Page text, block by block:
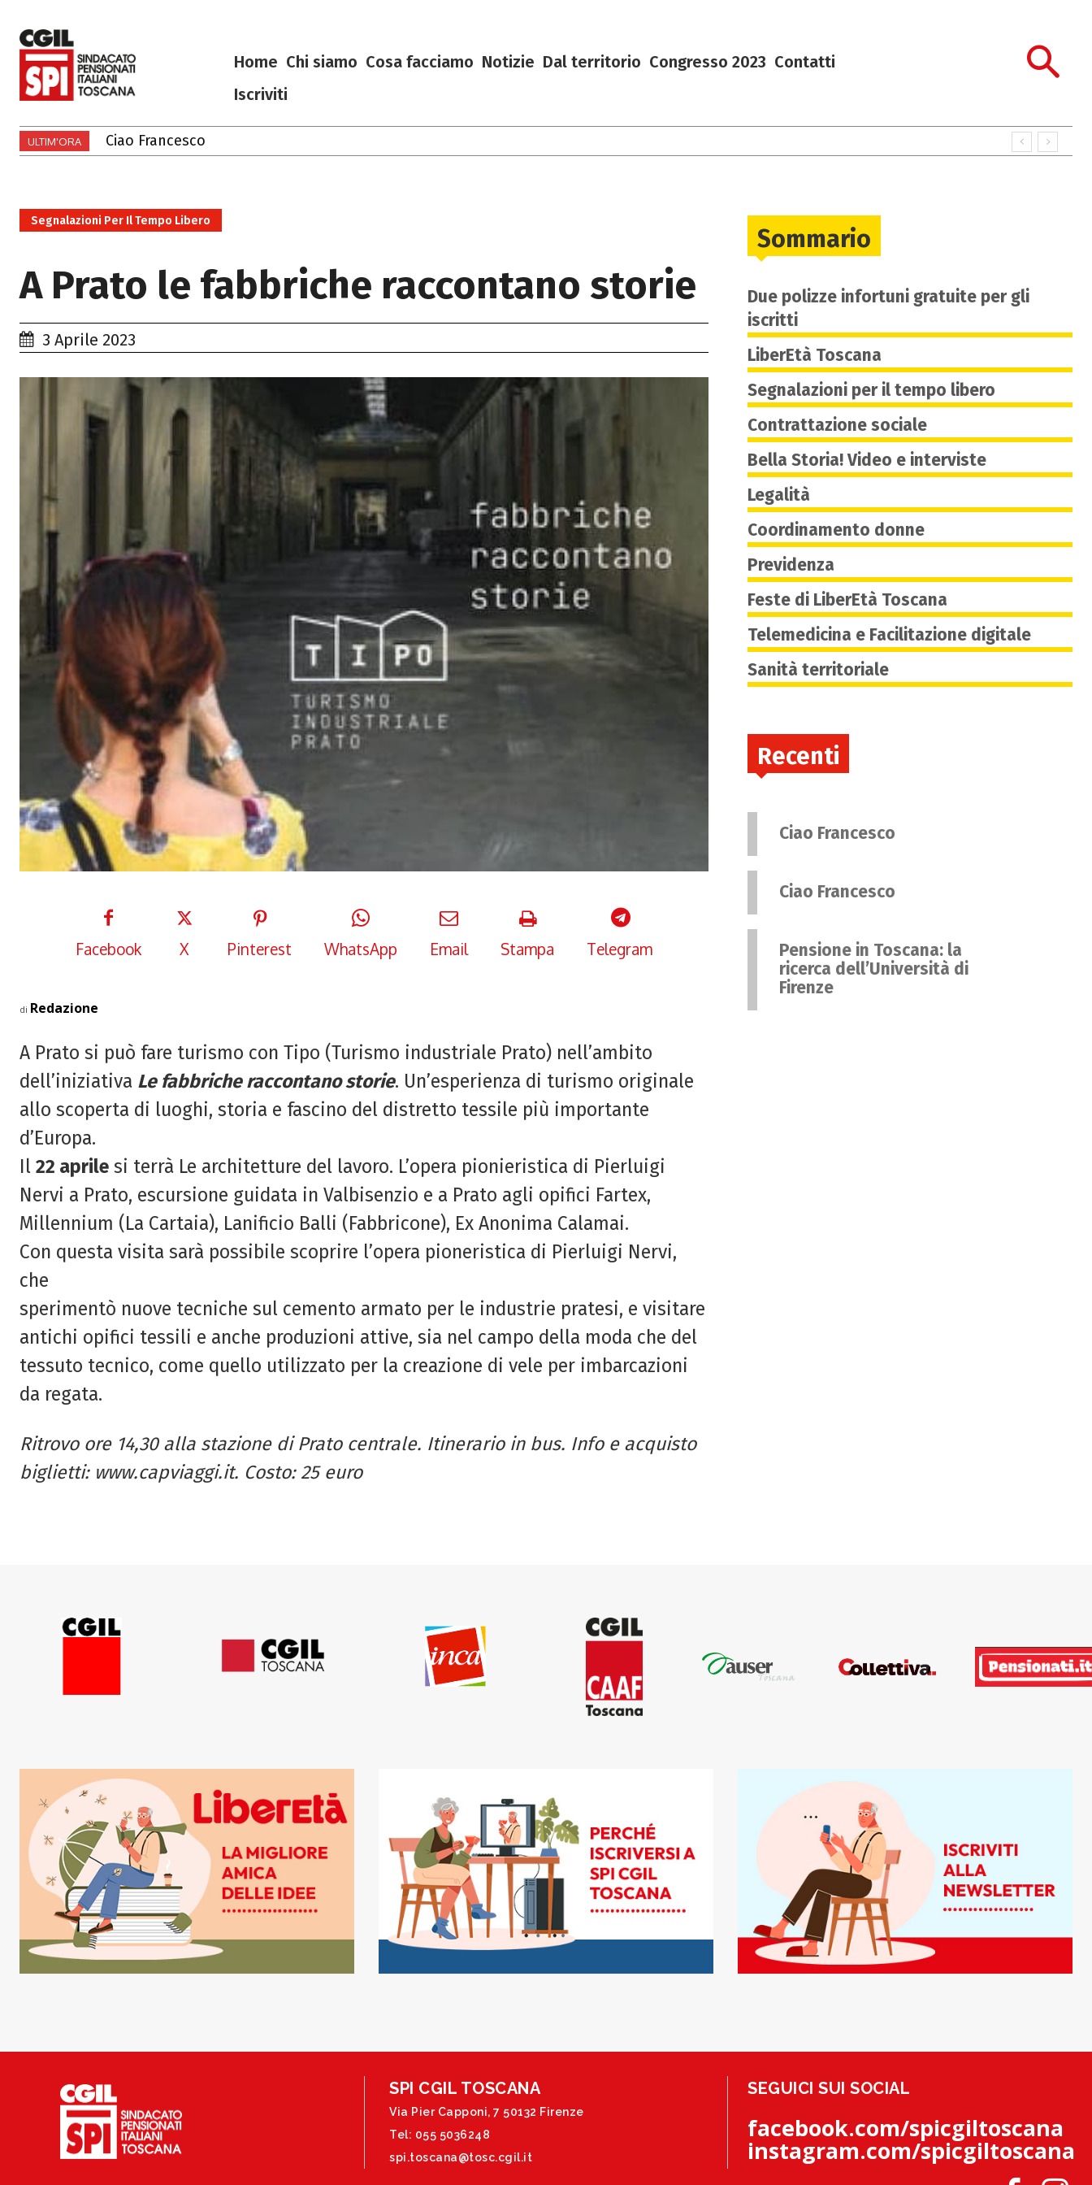
Home Chi siamo Cosa facciamo Notizie Dal territorio Congresso 2023 Contatti
Iscriviti
ULTIM'ORA Ciao Francesco
Segnalazioni Per Il Tempo Libero
A Prato le fabbriche raccontano storie
3 Aprile 2023
Facebook X Pinterest WhatsApp Email Stampa Telegram
di Redazione
A Prato si può fare turismo con Tipo (Turismo industriale Prato) nell’ambito
dell’iniziativa Le fabbriche raccontano storie. Un’esperienza di turismo originale
allo scoperta di luoghi, storia e fascino del distretto tessile più importante
d’Europa.
Il 22 aprile si terrà Le architetture del lavoro. L’opera pionieristica di Pierluigi
Nervi a Prato, escursione guidata in Valbisenzio e a Prato agli opifici Fartex,
Millennium (La Cartaia), Lanificio Balli (Fabbricone), Ex Anonima Calamai.
Con questa visita sarà possibile scoprire l’opera pioneristica di Pierluigi Nervi,
che
sperimentò nuove tecniche sul cemento armato per le industrie pratesi, e visitare
antichi opifici tessili e anche produzioni attive, sia nel campo della moda che del
tessuto tecnico, come quello utilizzato per la creazione di vele per imbarcazioni
da regata.
Ritrovo ore 14,30 alla stazione di Prato centrale. Itinerario in bus. Info e acquisto
biglietti: www.capviaggi.it. Costo: 25 euro
Sommario
Due polizze infortuni gratuite per gli
iscritti
LiberEtà Toscana
Segnalazioni per il tempo libero
Contrattazione sociale
Bella Storia! Video e interviste
Legalità
Coordinamento donne
Previdenza
Feste di LiberEtà Toscana
Telemedicina e Facilitazione digitale
Sanità territoriale
Recenti
Ciao Francesco
Ciao Francesco
Pensione in Toscana: la
ricerca dell’Università di
Firenze
SPI CGIL TOSCANA
Via Pier Capponi, 7 50132 Firenze
Tel: 055 5036248
spi.toscana@tosc.cgil.it
SEGUICI SUI SOCIAL
facebook.com/spicgiltoscana
instagram.com/spicgiltoscana